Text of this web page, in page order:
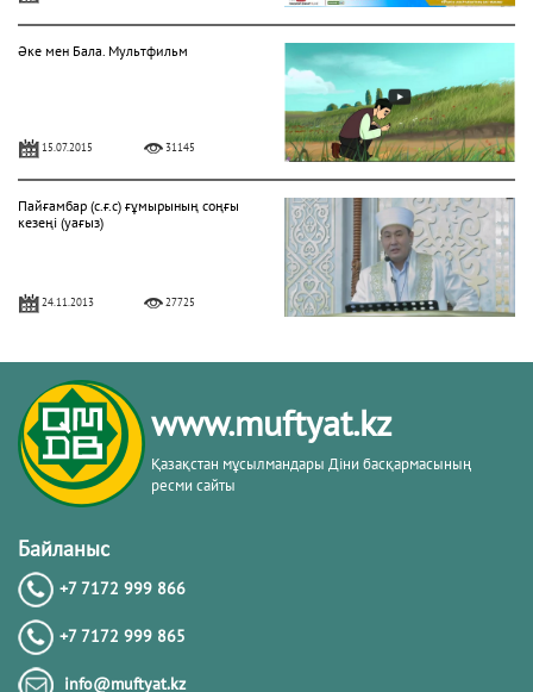
Әке мен Бала. Мультфильм
15.07.2015 31145
Пайғамбар (с.ғ.с) ғұмырының соңғы
кезеңі (уағыз)
24.11.2013 27725
"Фатиха" сүресі
11.04.2016
23.10.2015
Бараат түнін қалай өткізу керек?
www.muftyat.kz
Қазақстан мұсылмандары Діни басқармасының
ресми сайты
Байланыс
+7 7172 999 866
+7 7172 999 865
info@muftyat.kz